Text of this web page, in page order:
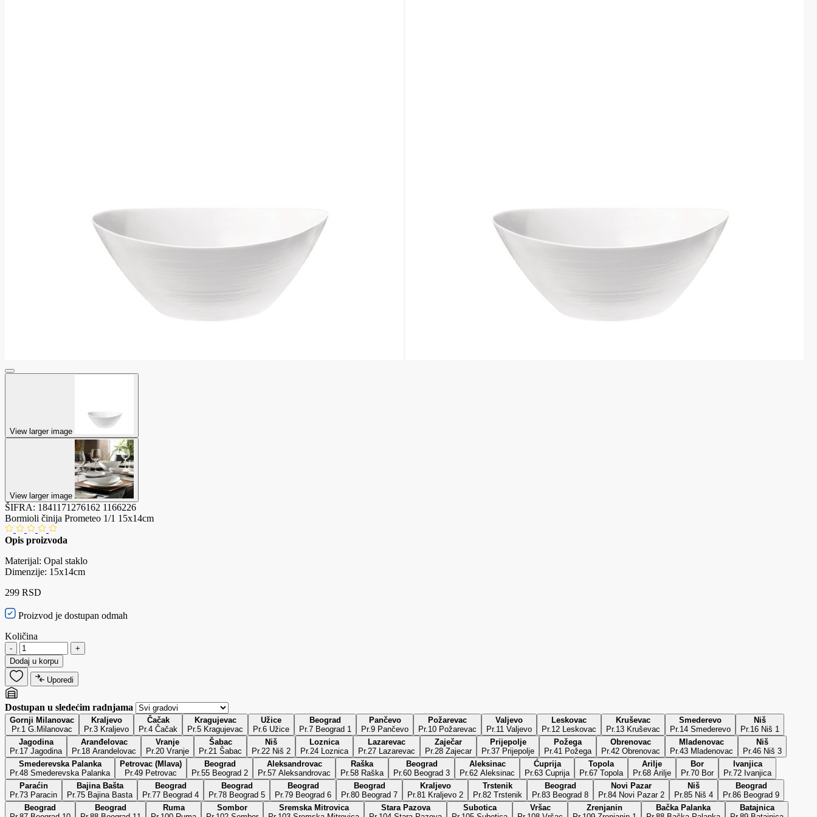
View larger image
View larger image
ŠIFRA: 1841171276162 1166226
Bormioli činija Prometeo 1/1 15x14cm
Opis proizvoda
Materijal: Opal staklo
Dimenzije: 15x14cm
299 RSD
Proizvod je dostupan odmah
Količina
-
+
Dodaj u korpu
Uporedi
Dostupan u sledećim radnjama
Gornji Milanovac
Pr.1 G.Milanovac
Kraljevo
Pr.3 Kraljevo
Čačak
Pr.4 Čačak
Kragujevac
Pr.5 Kragujevac
Užice
Pr.6 Užice
Beograd
Pr.7 Beograd 1
Pančevo
Pr.9 Pančevo
Požarevac
Pr.10 Požarevac
Valjevo
Pr.11 Valjevo
Leskovac
Pr.12 Leskovac
Kruševac
Pr.13 Kruševac
Smederevo
Pr.14 Smederevo
Niš
Pr.16 Niš 1
Jagodina
Pr.17 Jagodina
Aranđelovac
Pr.18 Arandelovac
Vranje
Pr.20 Vranje
Šabac
Pr.21 Šabac
Niš
Pr.22 Niš 2
Loznica
Pr.24 Loznica
Lazarevac
Pr.27 Lazarevac
Zaječar
Pr.28 Zajecar
Prijepolje
Pr.37 Prijepolje
Požega
Pr.41 Požega
Obrenovac
Pr.42 Obrenovac
Mladenovac
Pr.43 Mladenovac
Niš
Pr.46 Niš 3
Smederevska Palanka
Pr.48 Smederevska Palanka
Petrovac (Mlava)
Pr.49 Petrovac
Beograd
Pr.55 Beograd 2
Aleksandrovac
Pr.57 Aleksandrovac
Raška
Pr.58 Raška
Beograd
Pr.60 Beograd 3
Aleksinac
Pr.62 Aleksinac
Ćuprija
Pr.63 Cuprija
Topola
Pr.67 Topola
Arilje
Pr.68 Arilje
Bor
Pr.70 Bor
Ivanjica
Pr.72 Ivanjica
Paraćin
Pr.73 Paracin
Bajina Bašta
Pr.75 Bajina Basta
Beograd
Pr.77 Beograd 4
Beograd
Pr.78 Beograd 5
Beograd
Pr.79 Beograd 6
Beograd
Pr.80 Beograd 7
Kraljevo
Pr.81 Kraljevo 2
Trstenik
Pr.82 Trstenik
Beograd
Pr.83 Beograd 8
Novi Pazar
Pr.84 Novi Pazar 2
Niš
Pr.85 Niš 4
Beograd
Pr.86 Beograd 9
Beograd
Beograd
Ruma
Sombor
Sremska Mitrovica
Stara Pazova
Subotica
Vršac
Zrenjanin
Bačka Palanka
Batajnica